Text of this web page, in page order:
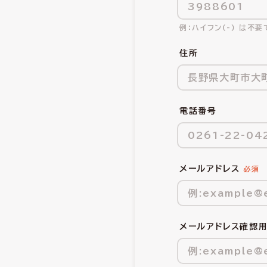
ハイフン(-) は不要
住所
電話番号
メールアドレス
メールアドレス確認